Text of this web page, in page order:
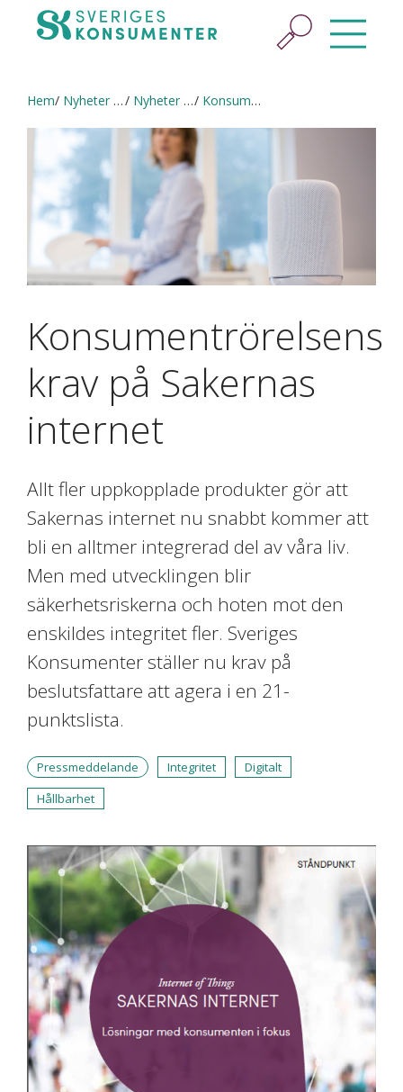
Hem Nyheter & press Nyheter och pressmeddelanden Konsumentrörelsens krav på Sakernas internet
Konsumentrörelsens
krav på Sakernas
internet
Allt fler uppkopplade produkter gör att
Sakernas internet nu snabbt kommer att
bli en alltmer integrerad del av våra liv.
Men med utvecklingen blir
säkerhetsriskerna och hoten mot den
enskildes integritet fler. Sveriges
Konsumenter ställer nu krav på
beslutsfattare att agera i en 21-
punktslista.
Pressmeddelande Integritet
Digitalt
Hållbarhet